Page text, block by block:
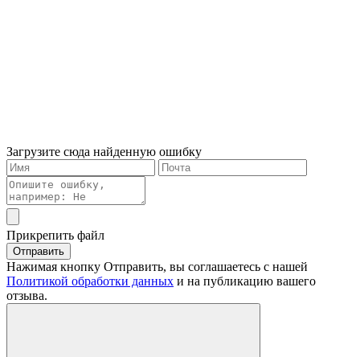
Загрузите сюда найденную ошибку
Прикрепить файл
Отправить
Нажимая кнопку Отправить, вы соглашаетесь с нашей
Политикой обработки данных и на публикацию вашего
отзыва.